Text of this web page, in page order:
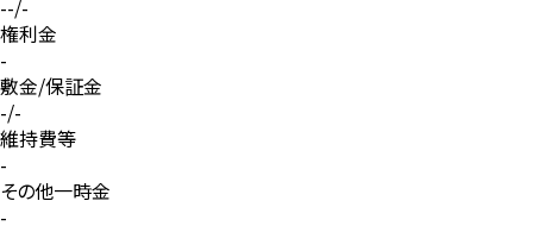
--/-
権利金
-
敷金/保証金
-/-
維持費等
-
その他一時金
-